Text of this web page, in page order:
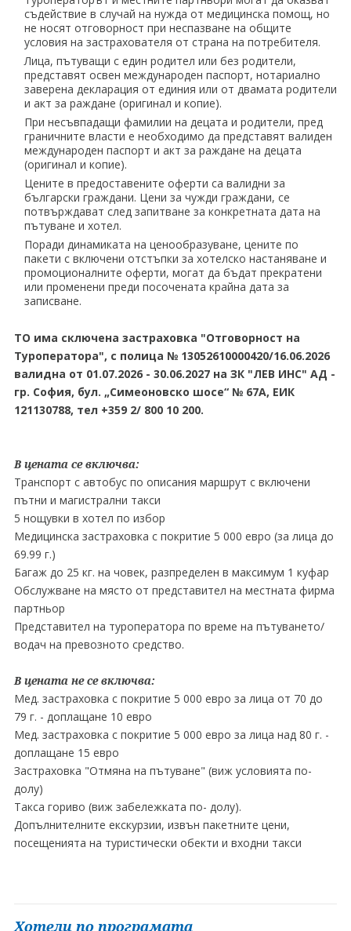
съдействие в случай на нужда от медицинска помощ, но
не носят отговорност при неспазване на общите
условия на застрахователя от страна на потребителя.
Лица, пътуващи с един родител или без родители,
представят освен международен паспорт, нотариално
заверена декларация от единия или от двамата родители
и акт за раждане (оригинал и копие).
При несъвпадащи фамилии на децата и родители, пред
граничните власти е необходимо да представят валиден
международен паспорт и акт за раждане на децата
(оригинал и копие).
Цените в предоставените оферти са валидни за
български граждани. Цени за чужди граждани, се
потвърждават след запитване за конкретната дата на
пътуване и хотел.
Поради динамиката на ценообразуване, цените по
пакети с включени отстъпки за хотелско настаняване и
промоционалните оферти, могат да бъдат прекратени
или променени преди посочената крайна дата за
записване.
ТO има сключена застраховка "Отговорност на
Туроператора", с полица № 13052610000420/16.06.2026
валидна от 01.07.2026 - 30.06.2027 на ЗК "ЛЕВ ИНС" АД -
гр. София, бул. „Симеоновско шосе“ № 67А, ЕИК
121130788, тел +359 2/ 800 10 200.
В цената се включва:
Транспорт с автобус по описания маршрут с включени
пътни и магистрални такси
5 нощувки в хотел по избор
Медицинска застраховка с покритие 5 000 евро (за лица до
69.99 г.)
Багаж до 25 кг. на човек, разпределен в максимум 1 куфар
Обслужване на място от представител на местната фирма
партньор
Представител на туроператора по време на пътуването/
водач на превозното средство.
В цената не се включва:
Мед. застраховка с покритие 5 000 евро за лица от 70 до
79 г. - доплащане 10 евро
Мед. застраховка с покритие 5 000 евро за лица над 80 г. -
доплащане 15 евро
Застраховка "Отмяна на пътуване" (виж условията по-
долу)
Такса гориво (виж забележката по- долу).
Допълнителните екскурзии, извън пакетните цени,
посещенията на туристически обекти и входни такси
Хотели по програмата